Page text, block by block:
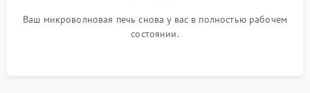
Ваш микроволновая печь снова у вас в полностью рабочем
состоянии.